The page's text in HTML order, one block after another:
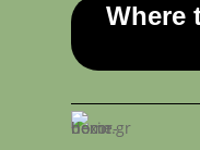
Where